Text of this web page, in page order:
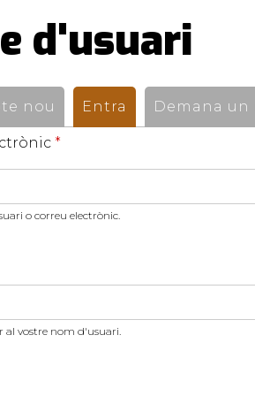
d'usuari
nou Entra (pestanya
Demana
*
o correu electrònic.
vostre nom d'usuari.